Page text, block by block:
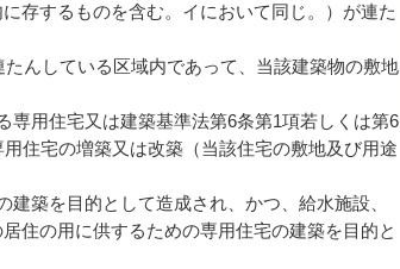
存するものを含む。イにおいて同じ。）が連た
んしている区域内であって、当該建築物の敷地
用住宅又は建築基準法第6条第1項若しくは第6
住宅の増築又は改築（当該住宅の敷地及び用途
築を目的として造成され、かつ、給水施設、
住の用に供するための専用住宅の建築を目的と